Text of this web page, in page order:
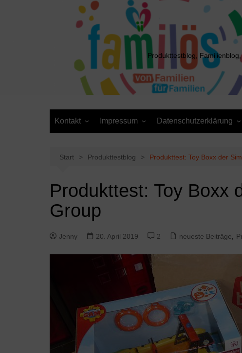
Produkttestblog,
Kontakt Impressum Datenschutzerklärung
Start Produkttestblog Produkttest: Toy Boxx der
Produkttest: Toy Boxx
Group
Jenny 20. April 2019 2 neueste Beiträge